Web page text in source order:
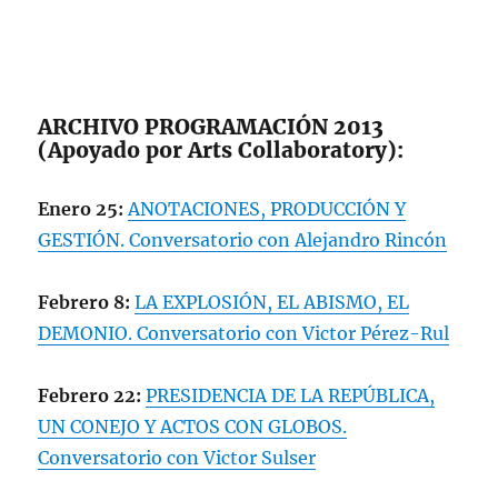
ARCHIVO PROGRAMACIÓN 2013
(Apoyado por Arts Collaboratory):
Enero 25: ANOTACIONES, PRODUCCIÓN Y
GESTIÓN. Conversatorio con Alejandro Rincón
Febrero 8: LA EXPLOSIÓN, EL ABISMO, EL
DEMONIO. Conversatorio con Victor Pérez-Rul
Febrero 22: PRESIDENCIA DE LA REPÚBLICA,
UN CONEJO Y ACTOS CON GLOBOS.
Conversatorio con Victor Sulser